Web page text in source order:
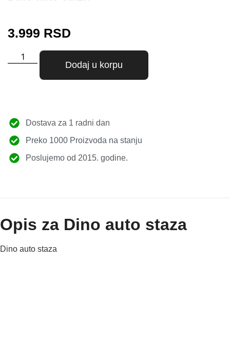
3.999 RSD
Dodaj u korpu
Dostava za 1 radni dan
Preko 1000 Proizvoda na stanju
Poslujemo od 2015. godine.
Opis za Dino auto staza
Dino auto staza